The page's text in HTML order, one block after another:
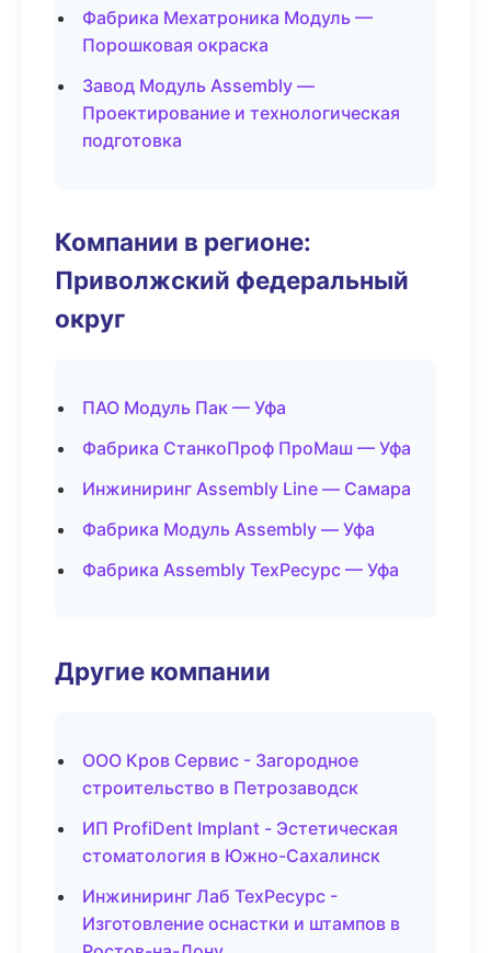
Фабрика Мехатроника Модуль —
Порошковая окраска
Завод Модуль Assembly —
Проектирование и технологическая
подготовка
Компании в регионе:
Приволжский федеральный
округ
ПАО Модуль Пак — Уфа
Фабрика СтанкоПроф ПроМаш — Уфа
Инжиниринг Assembly Line — Самара
Фабрика Модуль Assembly — Уфа
Фабрика Assembly ТехРесурс — Уфа
Другие компании
ООО Кров Сервис - Загородное
строительство в Петрозаводск
ИП ProfiDent Implant - Эстетическая
стоматология в Южно-Сахалинск
Инжиниринг Лаб ТехРесурс -
Изготовление оснастки и штампов в